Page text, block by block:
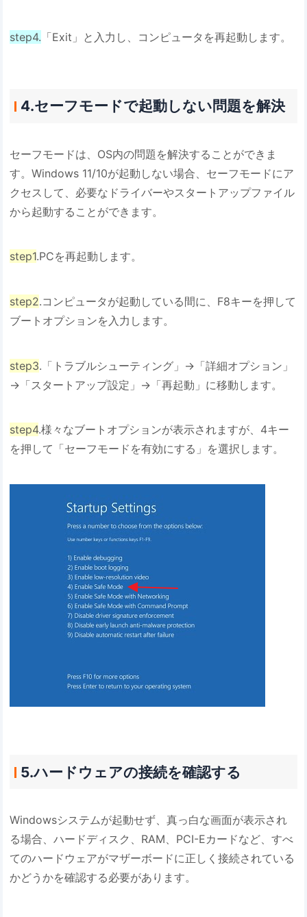
step4. 「Exit」と入力し、コンピュータを再起動します。
4.セーフモードで起動しない問題を解決
セーフモードは、OS内の問題を解決することができま
す。Windows 11/10が起動しない場合、セーフモードにア
クセスして、必要なドライバーやスタートアップファイル
から起動することができます。
step1.PCを再起動します。
step2.コンピュータが起動している間に、F8キーを押して
ブートオプションを入力します。
step3.「トラブルシューティング」→「詳細オプション」
→「スタートアップ設定」→「再起動」に移動します。
step4.様々なブートオプションが表示されますが、4キー
を押して「セーフモードを有効にする」を選択します。
5.ハードウェアの接続を確認する
Windowsシステムが起動せず、真っ白な画面が表示され
る場合、ハードディスク、RAM、PCI-Eカードなど、すべ
てのハードウェアがマザーボードに正しく接続されている
かどうかを確認する必要があります。